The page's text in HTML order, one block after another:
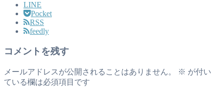
LINE
Pocket
RSS
feedly
コメントを残す
メールアドレスが公開されることはありません。 ※ が付い
ている欄は必須項目です